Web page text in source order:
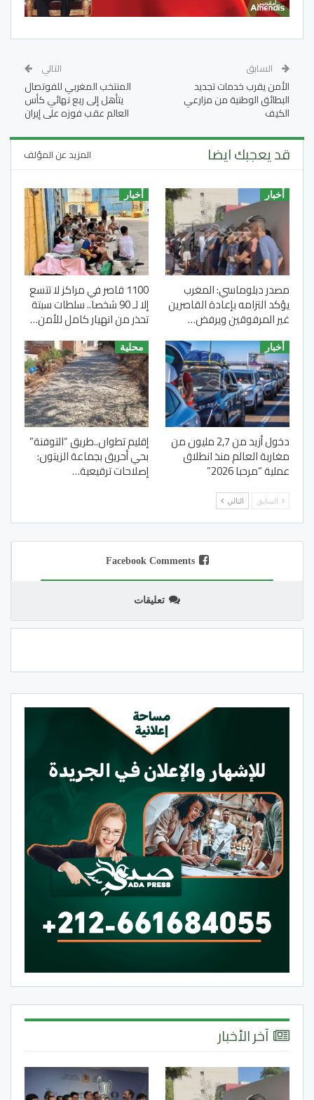
السابق
الأمن يقرب خدمات تجديد
البطائق الوطنية من مزارعي
الكيف
التالي
المنتخب المغربي للفوتصال
يتأهل إلى ربع نهائي كأس
العالم عقب فوزه على إيران
قد يعجبك ايضا المزيد عن المؤلف
أخبار
مصدر دبلوماسي: المغرب
يؤكد التزامه بإعادة القاصرين
غير المرفوقين ويرفض…
أخبار
1100 قاصر في مراكز لا تتسع
إلا لـ 90 شخصا.. سلطات سبتة
تحذر من انهيار كامل للأمن…
أخبار
دخول أزيد من 2,7 مليون من
مغاربة العالم منذ انطلاق
عملية “مرحبا 2026”
محلية
إقليم تطوان..طريق “التوفنة”
بحي أحريق بجماعة الزيتون:
إصلاحات ترقيعية…
السابق التالي
Facebook Comments
تعليقات
آخر الأخبار